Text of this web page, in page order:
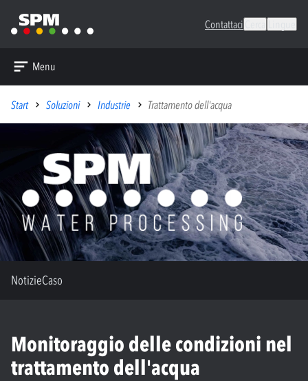
Contattaci
Menu
Start Soluzioni Industrie Trattamento dell'acqua
NotizieCaso
Monitoraggio delle condizioni nel
trattamento dell'acqua